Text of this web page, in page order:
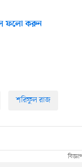
ফলো করুন
শরিফুল রাজ